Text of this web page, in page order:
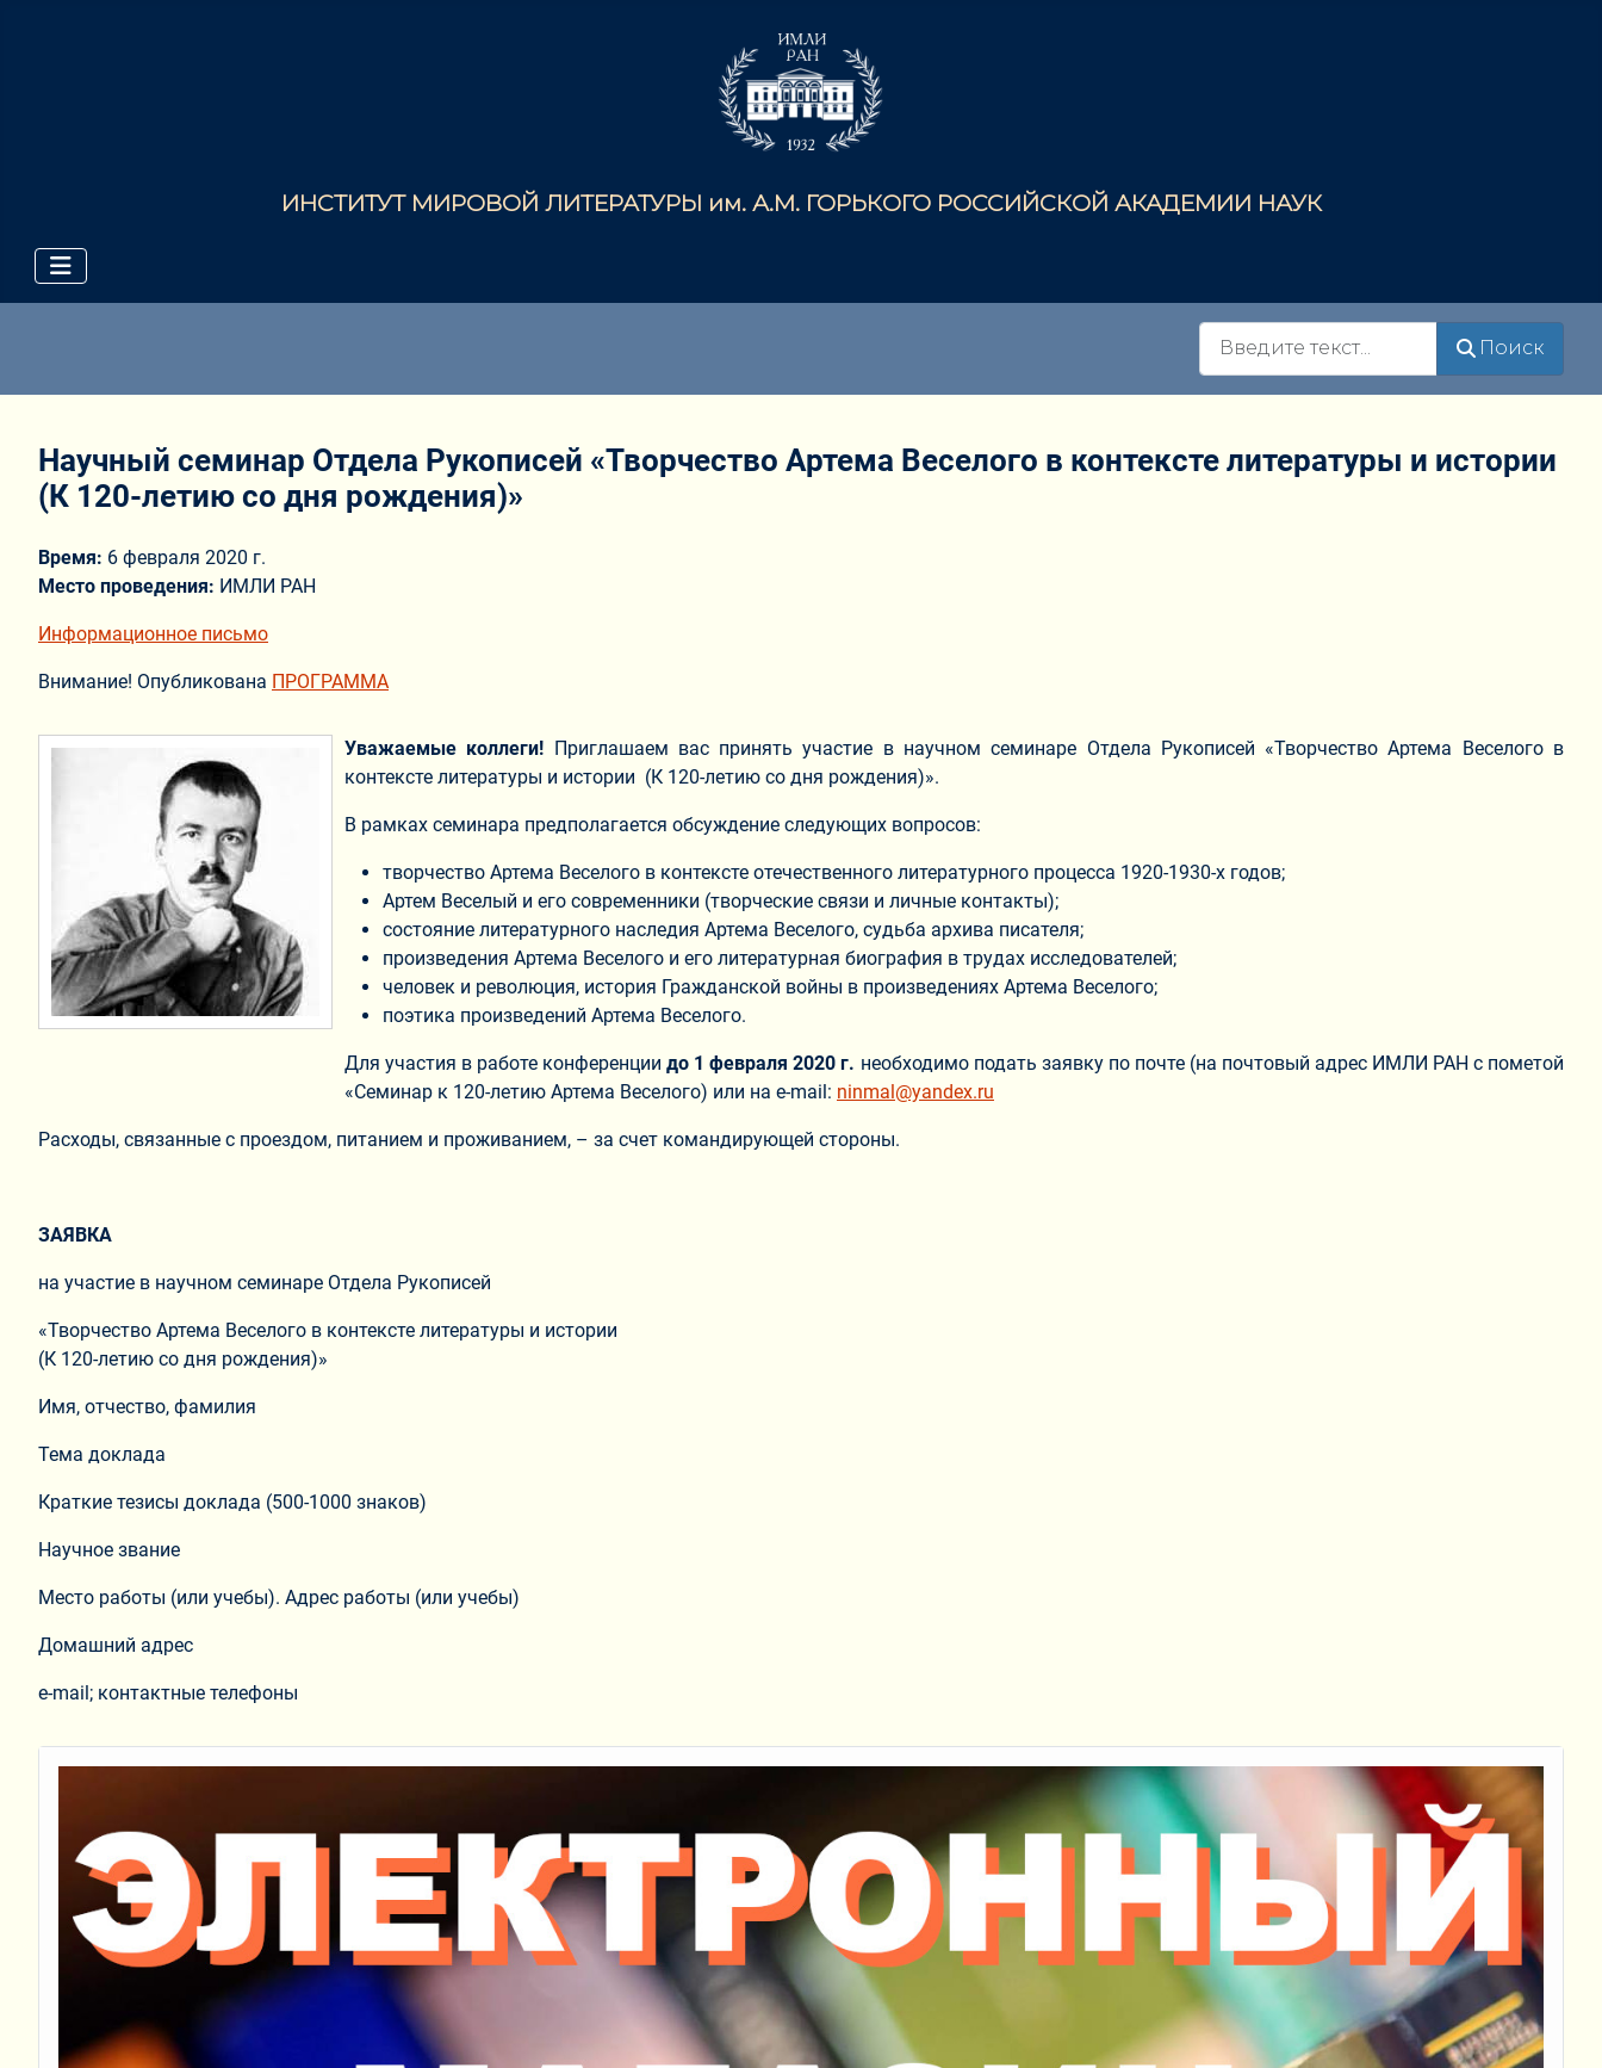
ИНСТИТУТ МИРОВОЙ ЛИТЕРАТУРЫ им. А.М. ГОРЬКОГО РОССИЙСКОЙ АКАДЕМИИ НАУК
Поиск
Научный семинар Отдела Рукописей «Творчество Артема Веселого в контексте литературы и истории
(К 120-летию со дня рождения)»
Время: 6 февраля 2020 г.
Место проведения: ИМЛИ РАН
Информационное письмо
Внимание! Опубликована ПРОГРАММА
Уважаемые коллеги! Приглашаем вас принять участие в научном семинаре Отдела Рукописей «Творчество Артема Веселого в
контексте литературы и истории (К 120-летию со дня рождения)».
В рамках семинара предполагается обсуждение следующих вопросов:
творчество Артема Веселого в контексте отечественного литературного процесса 1920-1930-х годов;
Артем Веселый и его современники (творческие связи и личные контакты);
состояние литературного наследия Артема Веселого, судьба архива писателя;
произведения Артема Веселого и его литературная биография в трудах исследователей;
человек и революция, история Гражданской войны в произведениях Артема Веселого;
поэтика произведений Артема Веселого.
Для участия в работе конференциидо 1 февраля 2020 г. необходимо подать заявку по почте (на почтовый адрес ИМЛИ РАН с пометой
«Семинар к 120-летию Артема Веселого) или на е-mail: ninmal@yandex.ru
Расходы, связанные с проездом, питанием и проживанием, – за счет командирующей стороны.
ЗАЯВКА
на участие в научном семинаре Отдела Рукописей
«Творчество Артема Веселого в контексте литературы и истории
(К 120-летию со дня рождения)»
Имя, отчество, фамилия
Тема доклада
Краткие тезисы доклада (500-1000 знаков)
Научное звание
Место работы (или учебы). Адрес работы (или учебы)
Домашний адрес
e-mail; контактные телефоны